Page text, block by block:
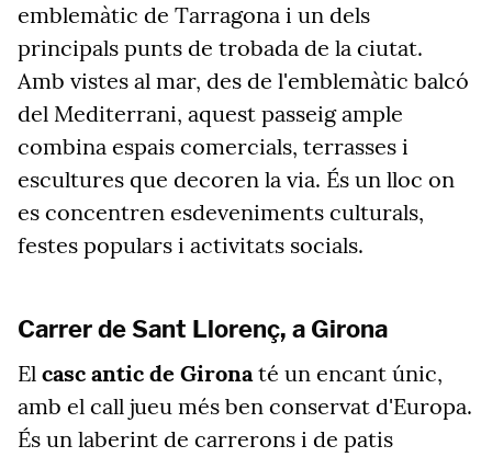
emblemàtic de Tarragona i un dels
principals punts de trobada de la ciutat.
Amb vistes al mar, des de l'emblemàtic balcó
del Mediterrani, aquest passeig ample
combina espais comercials, terrasses i
escultures que decoren la via. És un lloc on
es concentren esdeveniments culturals,
festes populars i activitats socials.
Carrer de Sant Llorenç, a Girona
El casc antic de Gironaté un encant únic,
amb el call jueu més ben conservat d'Europa.
És un laberint de carrerons i de patis